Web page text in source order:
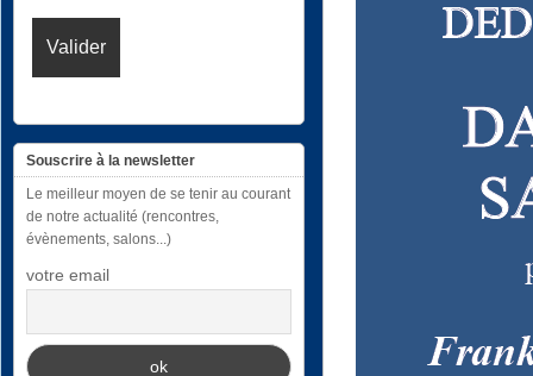
Souscrire à la newsletter
Le meilleur moyen de se tenir au courant
de notre actualité (rencontres,
évènements, salons...)
votre email